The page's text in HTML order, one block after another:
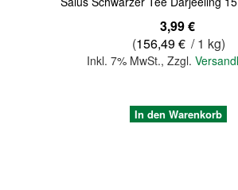
3,99 €
(156,49 € / 1 kg)
Inkl. 7% MwSt., Zzgl.
In den Warenkorb